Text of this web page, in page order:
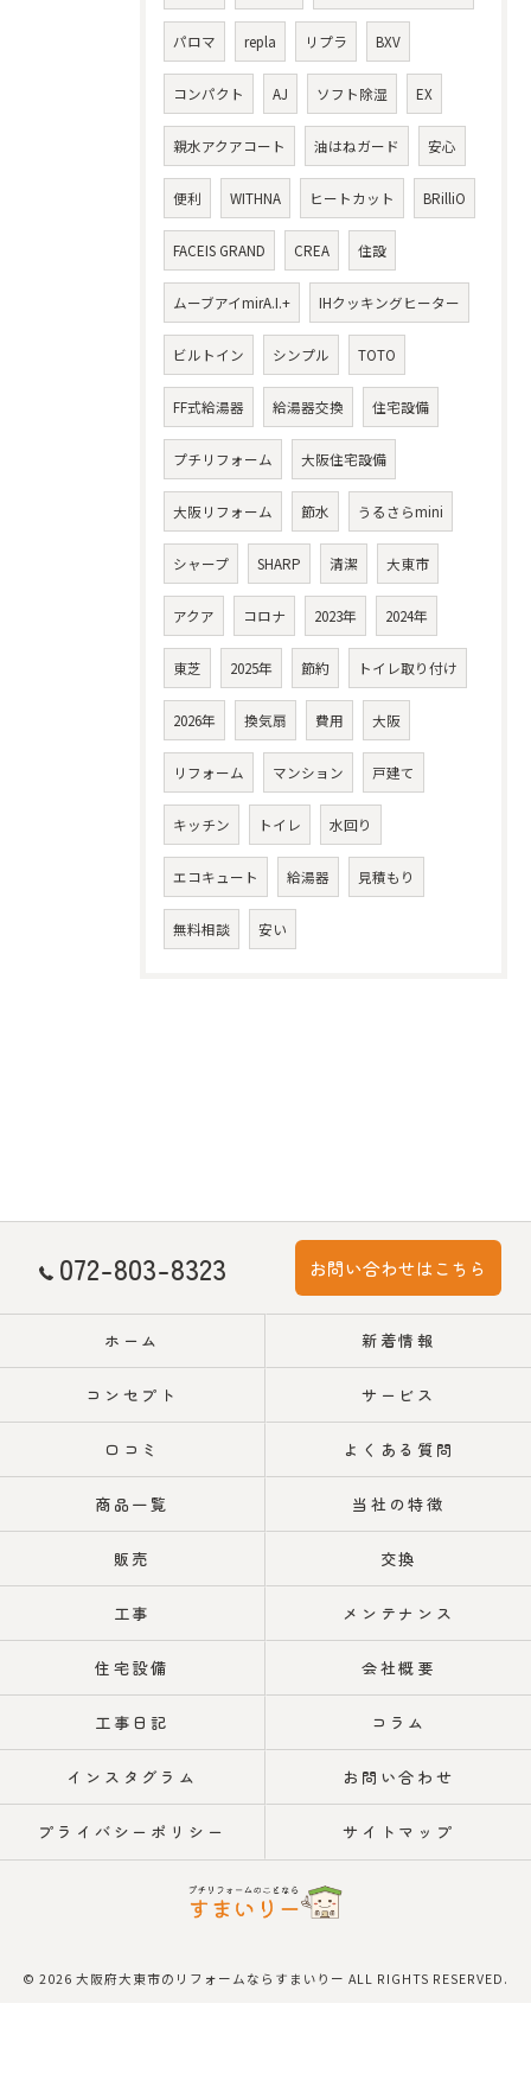
パロマ repla リプラ BXV
コンパクト AJ ソフト除湿 EX
親水アクアコート 油はねガード 安心
便利 WITHNA ヒートカット BRilliO
FACEIS GRAND CREA 住設
ムーブアイmirA.I.+ IHクッキングヒーター
ビルトイン シンプル TOTO
FF式給湯器 給湯器交換 住宅設備
プチリフォーム 大阪住宅設備
大阪リフォーム 節水 うるさらmini
シャープ SHARP 清潔 大東市
アクア コロナ 2023年 2024年
東芝 2025年 節約 トイレ取り付け
2026年 換気扇 費用 大阪
リフォーム マンション 戸建て
キッチン トイレ 水回り
エコキュート 給湯器 見積もり
無料相談 安い
072-803-8323 お問い合わせはこちら
ホーム 新着情報
コンセプト サービス
口コミ よくある質問
商品一覧 当社の特徴
販売 交換
工事 メンテナンス
住宅設備 会社概要
工事日記 コラム
インスタグラム お問い合わせ
プライバシーポリシー サイトマップ
© 2026 大阪府大東市のリフォームならすまいりー ALL RIGHTS RESERVED.